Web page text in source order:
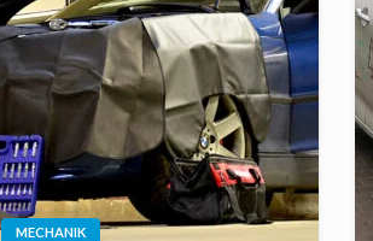
MECHANIK